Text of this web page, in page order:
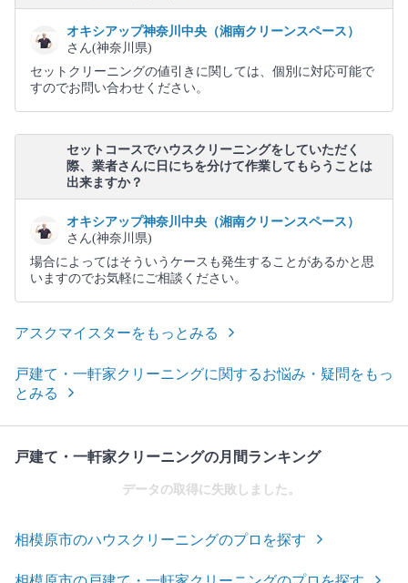
オキシアップ神奈川中央（湘南クリーンスペース）
さん(神奈川県)
セットクリーニングの値引きに関しては、個別に対応可能で
すのでお問い合わせください。
セットコースでハウスクリーニングをしていただく
際、業者さんに日にちを分けて作業してもらうことは
出来ますか？
オキシアップ神奈川中央（湘南クリーンスペース）
さん(神奈川県)
場合によってはそういうケースも発生することがあるかと思
いますのでお気軽にご相談ください。
アスクマイスターをもっとみる
戸建て・一軒家クリーニングに関するお悩み・疑問をもっ
とみる
戸建て・一軒家クリーニングの月間ランキング
データの取得に失敗しました。
相模原市のハウスクリーニングのプロを探す